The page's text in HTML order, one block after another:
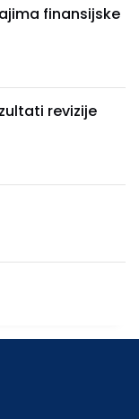
finansijske
revizije